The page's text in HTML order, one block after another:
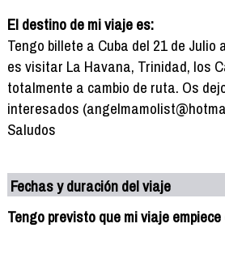
El destino de mi viaje es:
Tengo billete a Cuba del 21 de Julio
es visitar La Havana, Trinidad, los
totalmente a cambio de ruta. Os
interesados
Saludos
Fechas y duración del viaje
Tengo previsto que mi viaje empiece